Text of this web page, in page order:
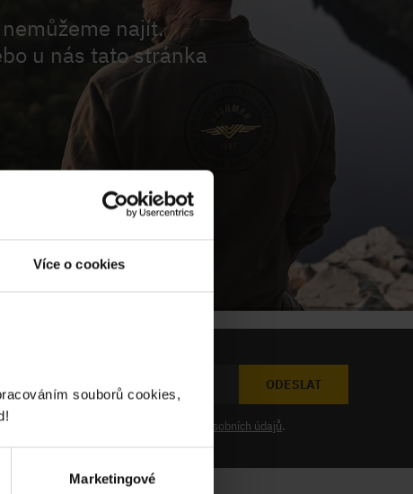
Více o cookies
souborů cookies,
Marketingové
najít.
u nás tato stránka
ODESLAT
novinky a souhlasím se zpracováním osobních údajů.